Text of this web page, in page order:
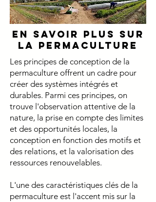
en savoir plus sur
la permaculture
Les principes de conception de la
permaculture offrent un cadre pour
créer des systèmes intégrés et
durables. Parmi ces principes, on
trouve l'observation attentive de la
nature, la prise en compte des limites
et des opportunités locales, la
conception en fonction des motifs et
des relations, et la valorisation des
ressources renouvelables.
L'une des caractéristiques clés de la
permaculture est l'accent mis sur la